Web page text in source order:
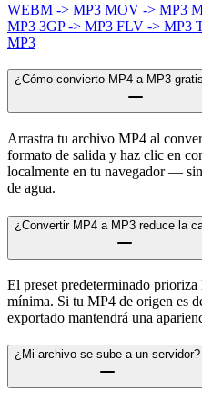
WEBM -> MP3 MOV -> MP3
MP3 3GP -> MP3 FLV -> MP3
MP3
¿Cómo convierto MP4 a MP3
Arrastra tu archivo MP4 al
formato de salida y haz clic en
localmente en tu navegador —
de agua.
¿Convertir MP4 a MP3 reduce la
El preset predeterminado
mínima. Si tu MP4 de origen es
exportado mantendrá una
¿Mi archivo se sube a un servidor?